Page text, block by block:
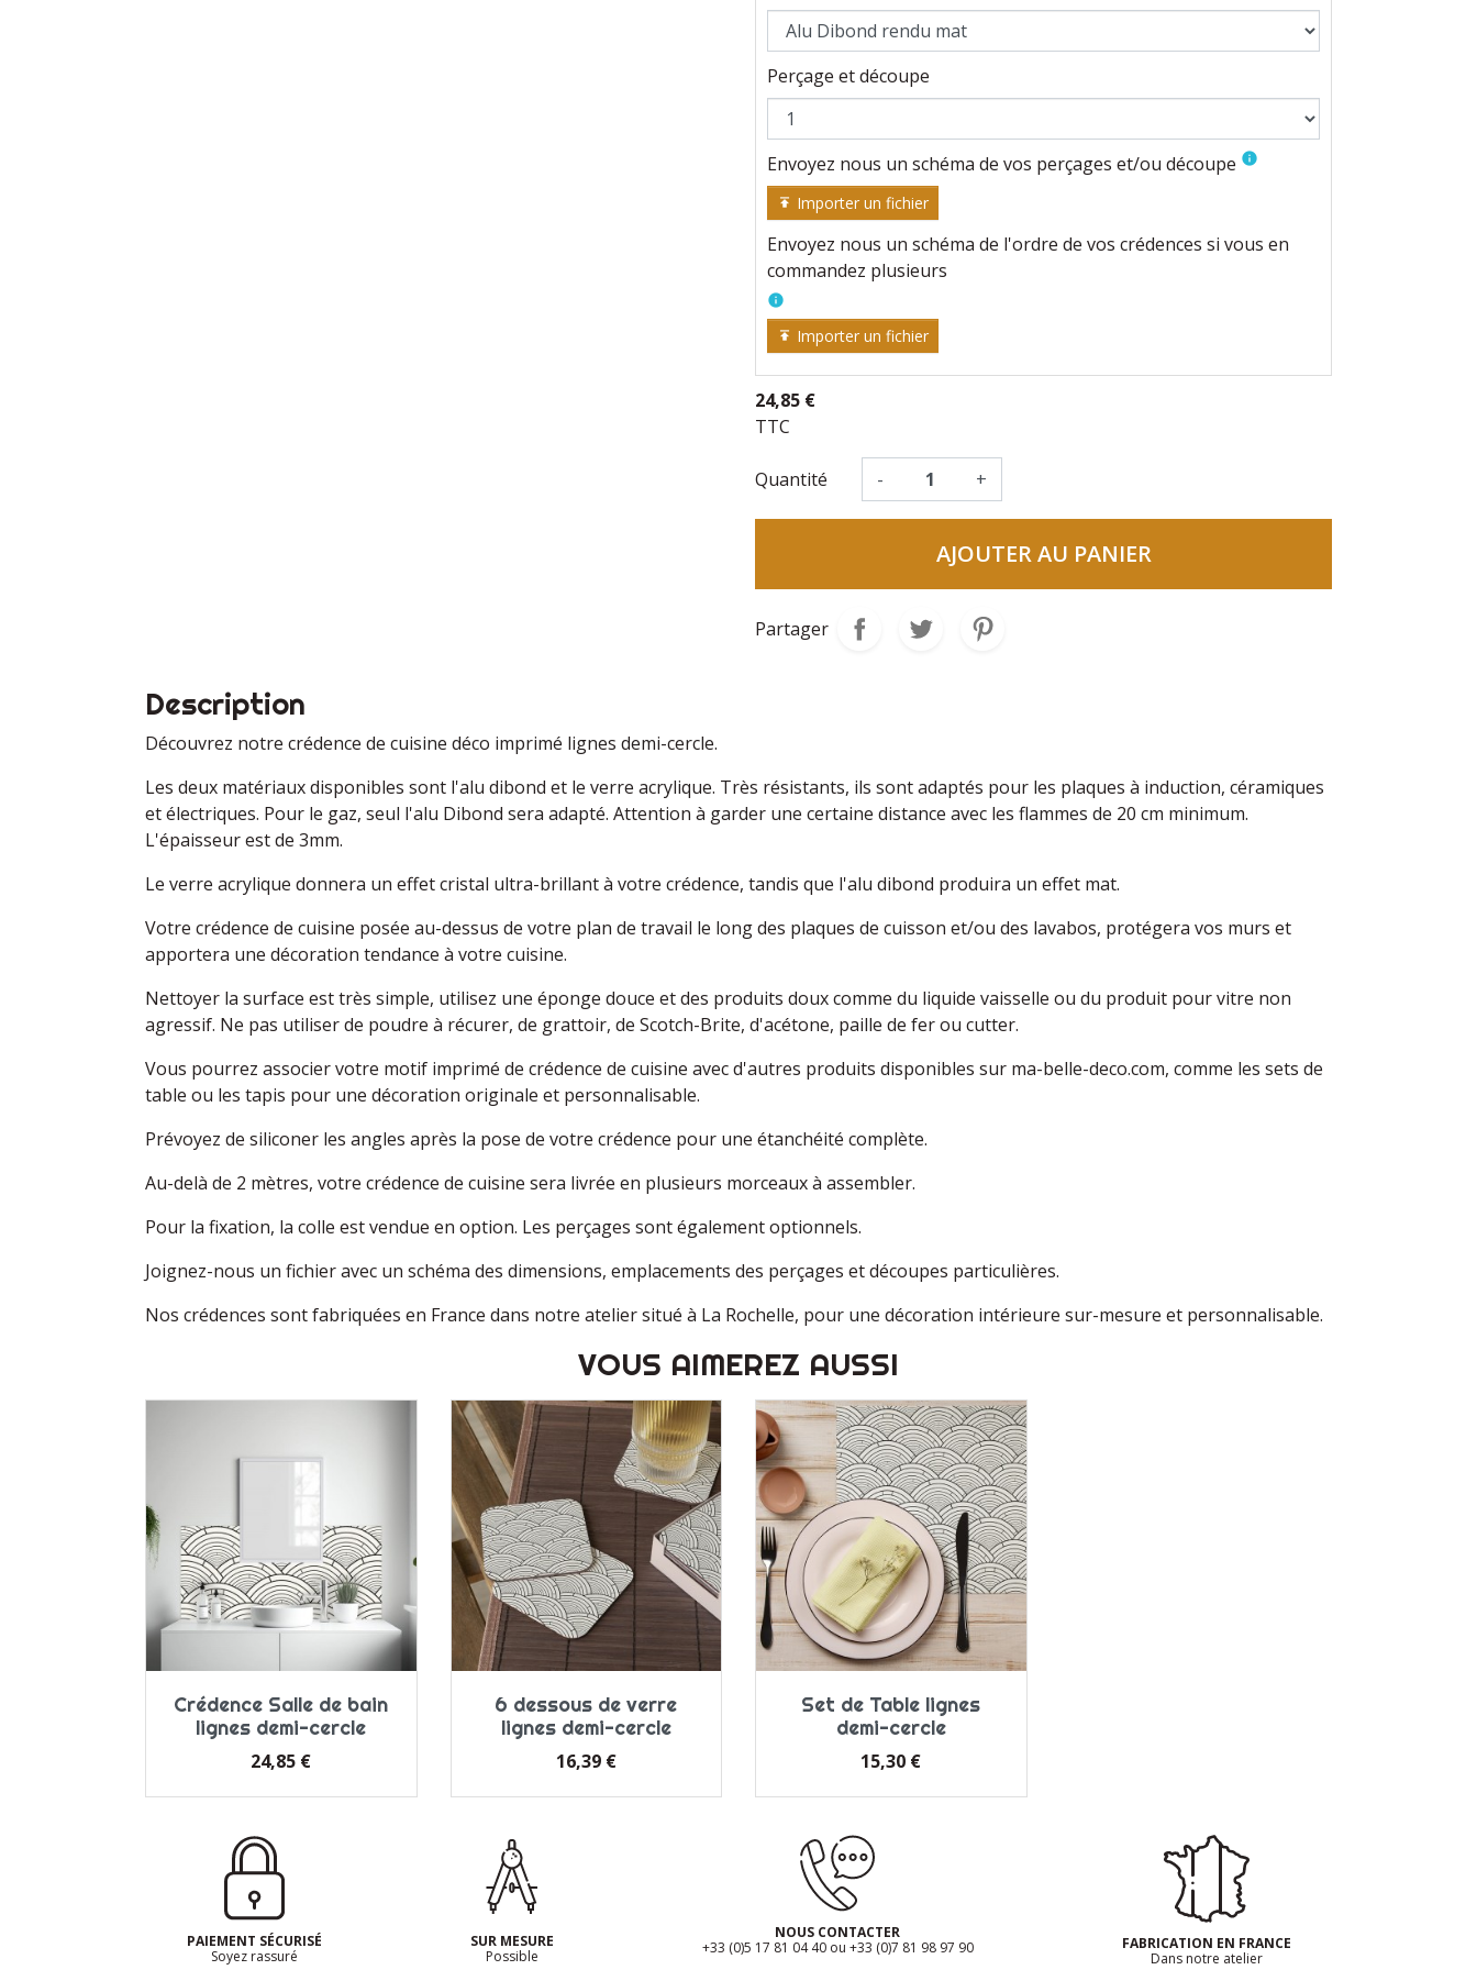
Perçage et découpe
Envoyez nous un schéma de vos perçages et/ou découpe info
publish Importer un fichier
Envoyez nous un schéma de l'ordre de vos crédences si vous en
commandez plusieurs
info
publish Importer un fichier
24,85 €
TTC
Quantité - +
AJOUTER AU PANIER
Partager
Description
Découvrez notre crédence de cuisine déco imprimé lignes demi-cercle.
Les deux matériaux disponibles sont l'alu dibond et le verre acrylique. Très résistants, ils sont adaptés pour les plaques à induction, céramiques
et électriques. Pour le gaz, seul l'alu Dibond sera adapté. Attention à garder une certaine distance avec les flammes de 20 cm minimum.
L'épaisseur est de 3mm.
Le verre acrylique donnera un effet cristal ultra-brillant à votre crédence, tandis que l'alu dibond produira un effet mat.
Votre crédence de cuisine posée au-dessus de votre plan de travail le long des plaques de cuisson et/ou des lavabos, protégera vos murs et
apportera une décoration tendance à votre cuisine.
Nettoyer la surface est très simple, utilisez une éponge douce et des produits doux comme du liquide vaisselle ou du produit pour vitre non
agressif. Ne pas utiliser de poudre à récurer, de grattoir, de Scotch-Brite, d'acétone, paille de fer ou cutter.
Vous pourrez associer votre motif imprimé de crédence de cuisine avec d'autres produits disponibles sur ma-belle-deco.com, comme les sets de
table ou les tapis pour une décoration originale et personnalisable.
Prévoyez de siliconer les angles après la pose de votre crédence pour une étanchéité complète.
Au-delà de 2 mètres, votre crédence de cuisine sera livrée en plusieurs morceaux à assembler.
Pour la fixation, la colle est vendue en option. Les perçages sont également optionnels.
Joignez-nous un fichier avec un schéma des dimensions, emplacements des perçages et découpes particulières.
Nos crédences sont fabriquées en France dans notre atelier situé à La Rochelle, pour une décoration intérieure sur-mesure et personnalisable.
VOUS AIMEREZ AUSSI
Crédence Salle de bain
lignes demi-cercle
Prix
24,85 €
6 dessous de verre
lignes demi-cercle
Prix
16,39 €
Set de Table lignes
demi-cercle
Prix
15,30 €
PAIEMENT SÉCURISÉ
Soyez rassuré
SUR MESURE
Possible
NOUS CONTACTER
+33 (0)5 17 81 04 40 ou +33 (0)7 81 98 97 90
FABRICATION EN FRANCE
Dans notre atelier